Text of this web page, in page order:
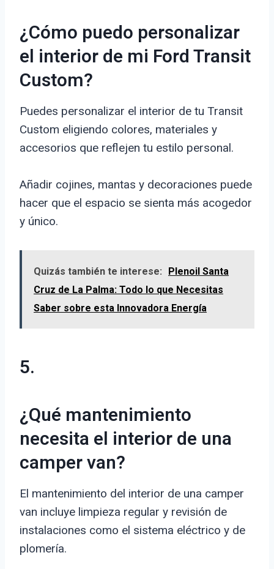
¿Cómo puedo personalizar
el interior de mi Ford Transit
Custom?
Puedes personalizar el interior de tu Transit
Custom eligiendo colores, materiales y
accesorios que reflejen tu estilo personal.
Añadir cojines, mantas y decoraciones puede
hacer que el espacio se sienta más acogedor
y único.
Quizás también te interese:
Plenoil Santa
Cruz de La Palma: Todo lo que Necesitas
Saber sobre esta Innovadora Energía
5.
¿Qué mantenimiento
necesita el interior de una
camper van?
El mantenimiento del interior de una camper
van incluye limpieza regular y revisión de
instalaciones como el sistema eléctrico y de
plomería.